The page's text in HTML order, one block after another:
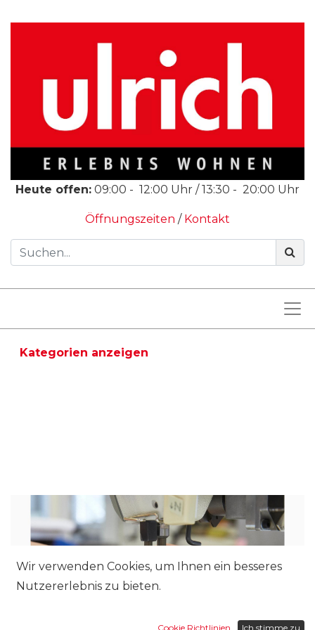
Heute offen: 09:00 - 12:00 Uhr /13:30 - 20:00 Uhr
Öffnungszeiten / Kontakt
Kategorien anzeigen
Wir verwenden Cookies, um Ihnen ein besseres
Nutzererlebnis zu bieten.
Cookie Richtlinien Ich stimme zu